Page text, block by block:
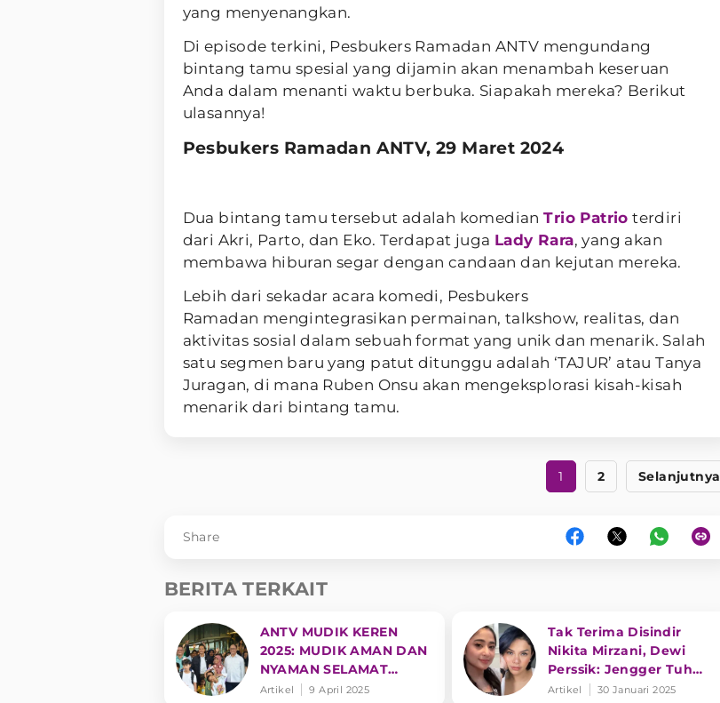
yang menyenangkan.
Di episode terkini, Pesbukers Ramadan ANTV mengundang
bintang tamu spesial yang dijamin akan menambah keseruan
Anda dalam menanti waktu berbuka. Siapakah mereka? Berikut
ulasannya!
Pesbukers Ramadan ANTV, 29 Maret 2024
Dua bintang tamu tersebut adalah komedianTrio Patrio terdiri
dari Akri, Parto, dan Eko. Terdapat juga Lady Rara, yang akan
membawa hiburan segar dengan candaan dan kejutan mereka.
Lebih dari sekadar acara komedi, Pesbukers
Ramadan mengintegrasikan permainan, talkshow, realitas, dan
aktivitas sosial dalam sebuah format yang unik dan menarik. Salah
satu segmen baru yang patut ditunggu adalah ‘TAJUR’ atau Tanya
Juragan, di mana Ruben Onsu akan mengeksplorasi kisah-kisah
menarik dari bintang tamu.
1 2 Selanjutnya
Share
BERITA TERKAIT
ANTV MUDIK KEREN
2025: MUDIK AMAN DAN
NYAMAN SELAMAT
SAMPAI TUJUAN
Artikel 9 April 2025
Tak Terima Disindir
Nikita Mirzani, Dewi
Perssik: Jengger Tuh
Tong Kosong Nyaring
Artikel 30 Januari 2025